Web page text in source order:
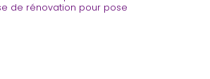
de rénovation pour pose